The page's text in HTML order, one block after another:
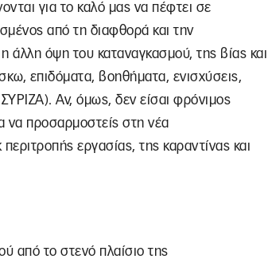
για το καλό μας να πέφτει σε
από τη διαφθορά και την
άλλη όψη του καταναγκασμού, της βίας και
επιδόματα, βοηθήματα, ενισχύσεις,
Αν, όμως, δεν είσαι φρόνιμος
να προσαρμοστείς στη νέα
εργασίας, της καραντίνας και
από το στενό πλαίσιο της